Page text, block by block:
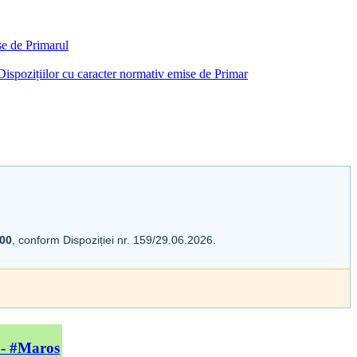
de Primarul
cu caracter normativ emise de Primar
, conform Dispoziției nr. 159/29.06.2026.
#Maros